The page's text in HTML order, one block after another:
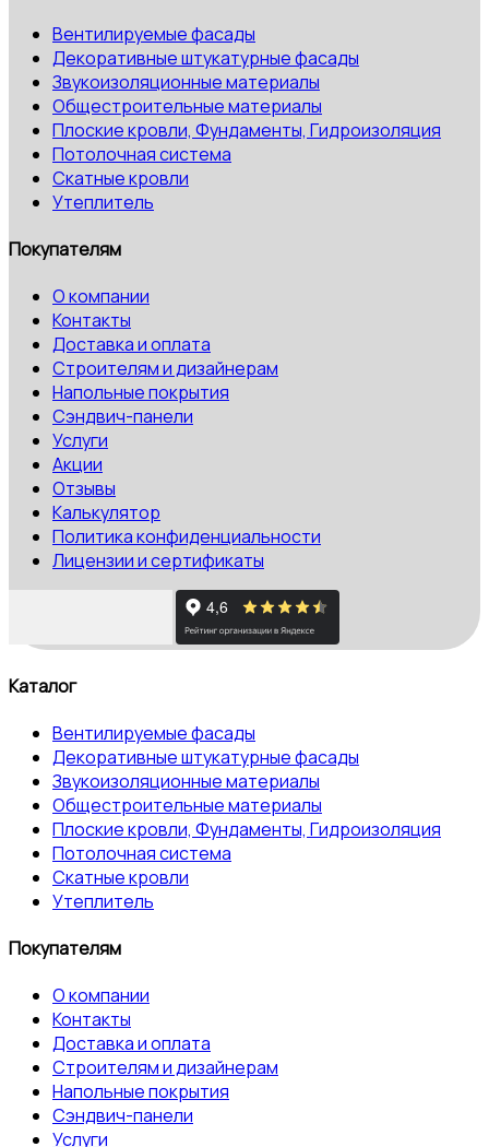
Вентилируемые фасады
Декоративные штукатурные фасады
Звукоизоляционные материалы
Общестроительные материалы
Плоские кровли, Фундаменты, Гидроизоляция
Потолочная система
Скатные кровли
Утеплитель
Покупателям
О компании
Контакты
Доставка и оплата
Строителям и дизайнерам
Напольные покрытия
Сэндвич-панели
Услуги
Акции
Отзывы
Калькулятор
Политика конфиденциальности
Лицензии и сертификаты
Каталог
Вентилируемые фасады
Декоративные штукатурные фасады
Звукоизоляционные материалы
Общестроительные материалы
Плоские кровли, Фундаменты, Гидроизоляция
Потолочная система
Скатные кровли
Утеплитель
Покупателям
О компании
Контакты
Доставка и оплата
Строителям и дизайнерам
Напольные покрытия
Сэндвич-панели
Услуги